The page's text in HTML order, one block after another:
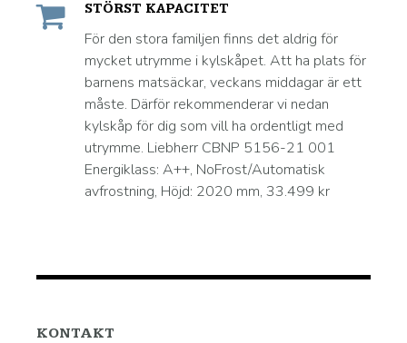
STÖRST KAPACITET
För den stora familjen finns det aldrig för
mycket utrymme i kylskåpet. Att ha plats för
barnens matsäckar, veckans middagar är ett
måste. Därför rekommenderar vi nedan
kylskåp för dig som vill ha ordentligt med
utrymme. Liebherr CBNP 5156-21 001
Energiklass: A++, NoFrost/Automatisk
avfrostning, Höjd: 2020 mm, 33.499 kr
KONTAKT